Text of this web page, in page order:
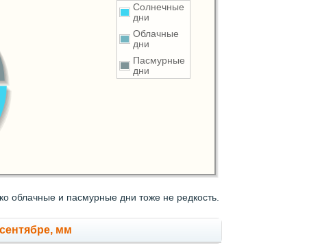
Солнечные
дни
Облачные
дни
Пасмурные
дни
облачные и пасмурные дни тоже не редкость.
мм